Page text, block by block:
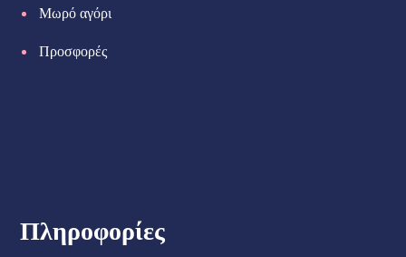
Μωρό αγόρι
Προσφορές
Πληροφορίες